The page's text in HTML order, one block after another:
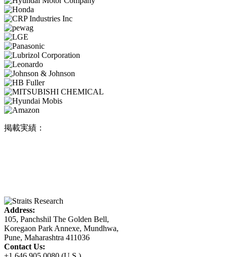
掲載実績：
Address:
105, Panchshil The Golden Bell,
Koregaon Park Annexe, Mundhwa,
Pune, Maharashtra 411036
Contact Us: